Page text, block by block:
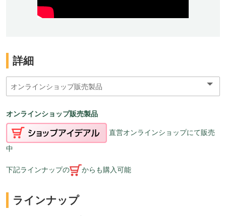
詳細
オンラインショップ販売製品
直営オンラインショップにて販売
中
下記ラインナップの からも購入可能
ラインナップ